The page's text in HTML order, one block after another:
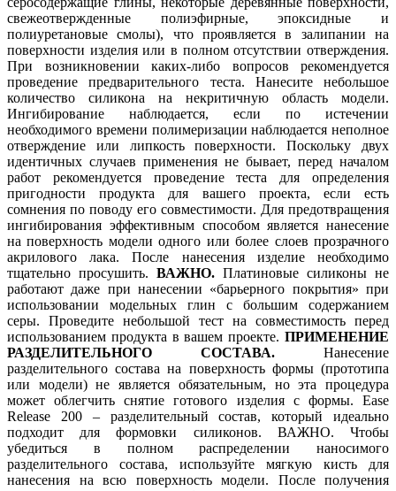
свежеотвержденные полиэфирные, эпоксидные и
полиуретановые смолы), что проявляется в залипании на
поверхности изделия или в полном отсутствии отверждения.
При возникновении каких-либо вопросов рекомендуется
проведение предварительного теста. Нанесите небольшое
количество силикона на некритичную область модели.
Ингибирование наблюдается, если по истечении
необходимого времени полимеризации наблюдается неполное
отверждение или липкость поверхности. Поскольку двух
идентичных случаев применения не бывает, перед началом
работ рекомендуется проведение теста для определения
пригодности продукта для вашего проекта, если есть
сомнения по поводу его совместимости. Для предотвращения
ингибирования эффективным способом является нанесение
на поверхность модели одного или более слоев прозрачного
акрилового лака. После нанесения изделие необходимо
тщательно просушить. ВАЖНО. Платиновые силиконы не
работают даже при нанесении «барьерного покрытия» при
использовании модельных глин с большим содержанием
серы. Проведите небольшой тест на совместимость перед
использованием продукта в вашем проекте. ПРИМЕНЕНИЕ
РАЗДЕЛИТЕЛЬНОГО СОСТАВА. Нанесение
разделительного состава на поверхность формы (прототипа
или модели) не является обязательным, но эта процедура
может облегчить снятие готового изделия с формы. Ease
Release 200 – разделительный состав, который идеально
подходит для формовки силиконов. ВАЖНО. Чтобы
убедиться в полном распределении наносимого
разделительного состава, используйте мягкую кисть для
нанесения на всю поверхность модели. После получения